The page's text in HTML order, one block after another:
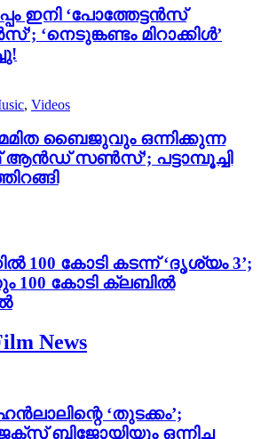
ഇനി ‘പോത്തേട്ടൻസ്
‘നെടുങ്കണ്ടം മിറാക്കിൾ’
, Videos
ബൈജുവും ഒന്നിക്കുന്ന
ആൻഡ് സൺസ്’; പട്ടാമ്പൂച്ചി
100 കോടി കടന്ന് ‘ദൃശ്യം 3’;
കോടി ക്ലബിൽ
News
‘തുടക്കം’;
ബിജോയിയും ഒന്നിച്ച